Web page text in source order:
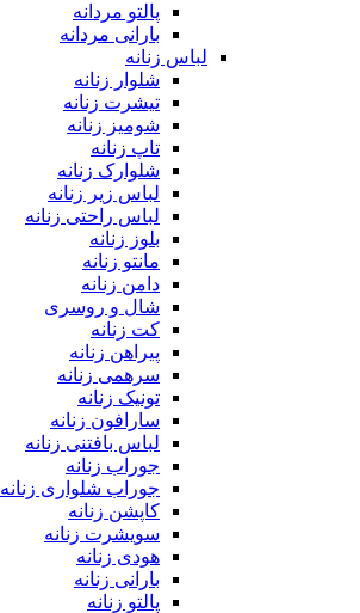
پالتو مردانه
بارانی مردانه
لباس زنانه
شلوار زنانه
تیشرت زنانه
شومیز زنانه
تاپ زنانه
شلوارک زنانه
لباس زیر زنانه
لباس راحتی زنانه
بلوز زنانه
مانتو زنانه
دامن زنانه
شال و روسری
کت زنانه
پیراهن زنانه
سرهمی زنانه
تونیک زنانه
سارافون زنانه
لباس بافتنی زنانه
جوراب زنانه
جوراب شلواری زنانه
کاپشن زنانه
سویشرت زنانه
هودی زنانه
بارانی زنانه
پالتو زنانه